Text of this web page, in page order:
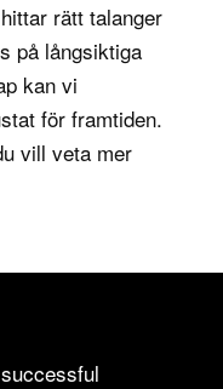
rätt talanger
på långsiktiga
kan vi
för framtiden.
vill veta mer